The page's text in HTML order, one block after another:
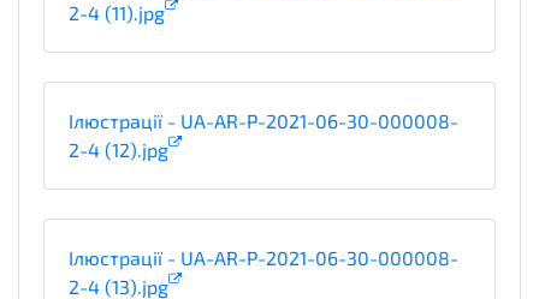
2-4 (11).jpg
Ілюстрації - UA-AR-P-2021-06-30-000008-
2-4 (12).jpg
Ілюстрації - UA-AR-P-2021-06-30-000008-
2-4 (13).jpg